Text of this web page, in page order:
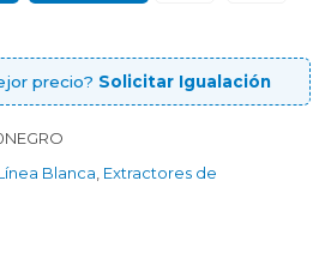
precio? Solicitar Igualación
Blanca Extractores de